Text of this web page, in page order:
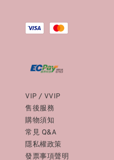
VIP / VVIP
售後服務
購物須知
常見 Q&A
隱私權政策
發票事項聲明